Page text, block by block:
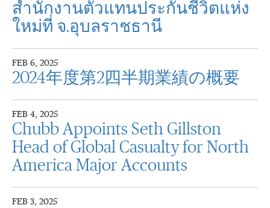
สำนักงานตัวแทนประกันชีวิตแห่ง
ใหม่ที่ จ.อุบลราชธานี
FEB 6, 2025
2024年度第2四半期業績の概要
FEB 4, 2025
Chubb Appoints Seth Gillston
Head of Global Casualty for North
America Major Accounts
FEB 3, 2025